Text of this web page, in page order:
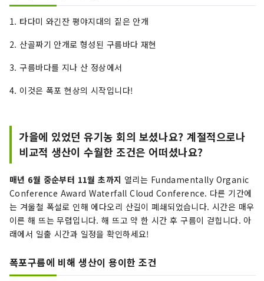
1. 타다미 와긴잔 평야지대의 짙은 안개
2. 산골짜기 안개로 형성된 구름바다 재현
3. 구름바다를 지나 산 정상에서
4. 이것은 폭포 현상의 시작입니다!
가을에 있었던 유기농 회의 보셨나요? 계절적으로나
비교적 생산이 수월한 조건은 어떠셨나요?
매년 6월 중순부터 11월 초까지 열리는 Fundamentally Organic
Conference Award Waterfall Cloud Conference. 다른 기간에
는 겨울철 폭설로 인해 에다오리 산길이 폐쇄되었습니다. 시간은 매우
이른 해 뜨는 무렵입니다. 해 뜨고 약 한 시간 후 구름이 걷힙니다. 아
래에서 일출 시간과 일정을 확인하세요!
폭포구름에 비해 생산이 용이한 조건